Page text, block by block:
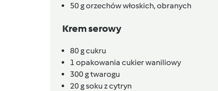
50gorzechów włoskich,obranych
Krem serowy
80gcukru
1 opakowania cukier waniliowy
300gtwarogu
20gsoku z cytryn